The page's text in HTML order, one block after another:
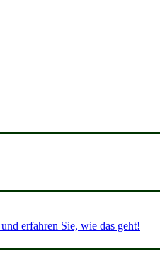
erfahren Sie, wie das geht!